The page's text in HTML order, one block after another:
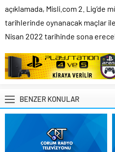
açıklamada, Misli.com 2. Lig’de
tarihlerinde oynanacak maçlar
Nisan 2022 tarihinde sona
BENZER KONULAR